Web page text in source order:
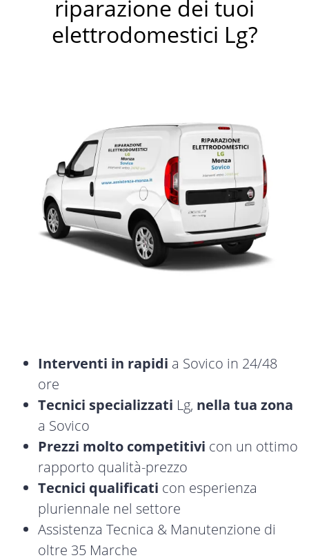
riparazione dei tuoi
elettrodomestici Lg?
Interventi in rapidi a Sovico in 24/48
ore
Tecnici specializzati Lg, nella tua zona
a Sovico
Prezzi molto competitivi con un ottimo
rapporto qualità-prezzo
Tecnici qualificati con esperienza
pluriennale nel settore
Assistenza Tecnica & Manutenzione di
oltre 35 Marche